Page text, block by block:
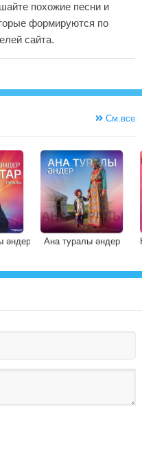
похожие песни и
формируются по
сайта.
См.все
әндер Ана туралы әндер